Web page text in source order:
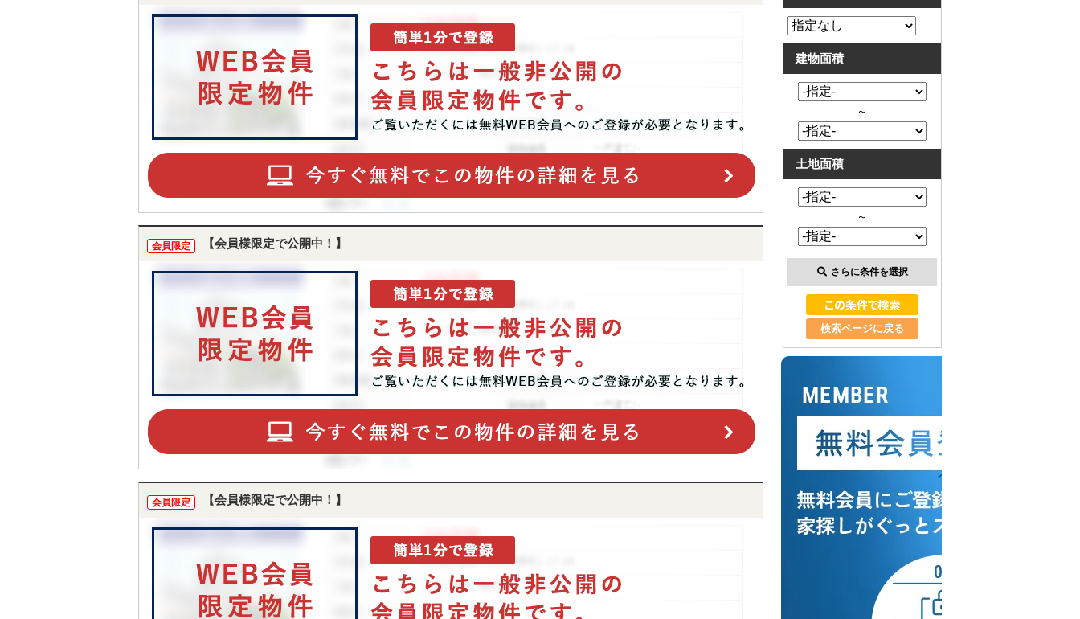
会員限定 【会員様限定で公開中！】
会員限定 【会員様限定で公開中！】
建物面積
～
土地面積
～
さらに条件を選択
検索ページに戻る